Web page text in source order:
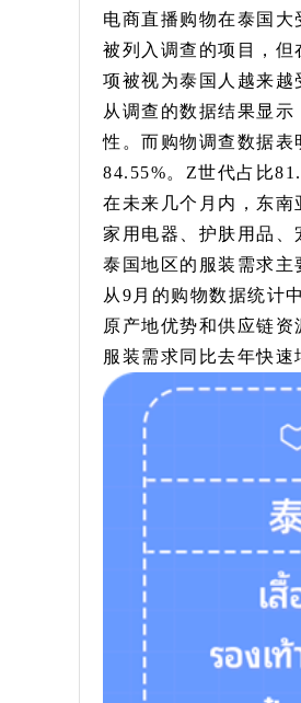
电商直播购物在泰国
被列入调查的项目，
项被视为泰国人越来越
从调查的数据结果显
性。而购物调查数据
84.55%。Z世代占比
在未来几个月内，东南
家用电器、护肤用品、
泰国地区的服装需求主
从9月的购物数据统计
原产地优势和供应链
服装需求同比去年快速